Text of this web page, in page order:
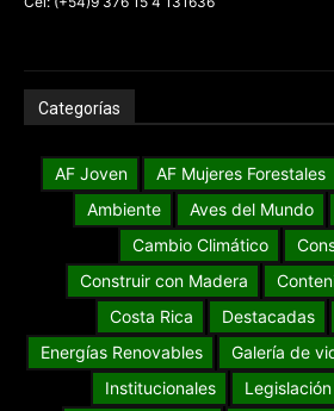
Categorías
AF Joven AF Mujeres Forestales
Ambiente
Aves del Mundo
Cambio Climático
Construir con Madera
Costa Rica
Destacadas
Energías Renovables
Galería de
Institucionales